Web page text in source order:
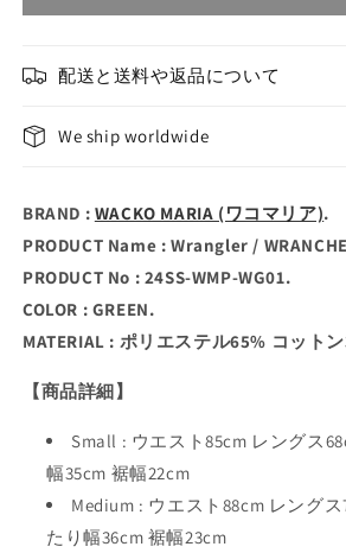
配送と送料や返品について
We ship worldwide
BRAND : WACKO MARIA (ワコマリア).
PRODUCT Name : Wrangler /
PRODUCT No : 24SS-WMP-WG01.
COLOR : GREEN.
MATERIAL : ポリエステル65% コット
【商品詳細】
Small : ウエスト85cm レングス
幅35cm 裾幅22cm
Medium : ウエスト88cm レング
たり幅36cm 裾幅23cm